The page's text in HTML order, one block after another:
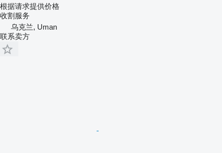
根据请求提供价格
收割服务
乌克兰, Uman
联系卖方